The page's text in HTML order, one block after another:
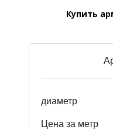
Купить
диаметр
Цена за метр